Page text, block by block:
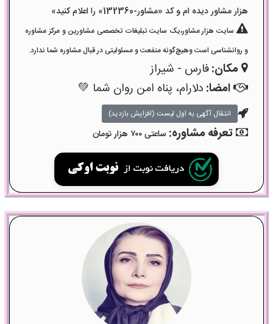
هزار مشاور دیده ام و کد «مشاور-132360» را اعلام کنید»
سایت هزار مشاور،یک سایت تبلیغات تخصصی مشاورین و مرکز مشاوره
و روانشناسی است وهیچ‌گونه منفعت و مسئولیتی در قبال مشاوره شما ندارد.
مکان:فارس - شیراز
امضا: دلارام، پناه امن روان شما 💚
انتقال آگهی به اول لیست (افزایش بازدید)
تعرفه مشاوره: ساعتی ۷۰۰ هزار تومان